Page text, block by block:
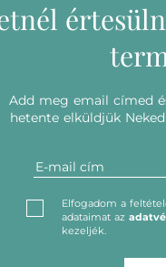
Add meg email címed
hetente elküldjük
Elfogadom a
adataimat az
kezeljék.